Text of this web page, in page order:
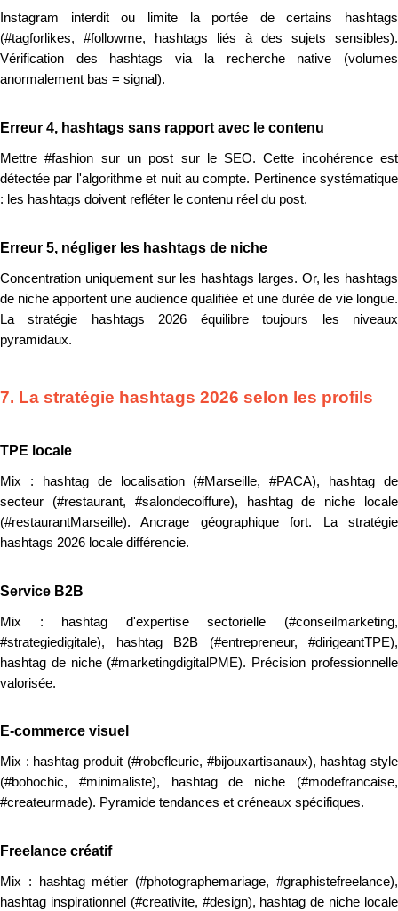
Instagram interdit ou limite la portée de certains hashtags
(#tagforlikes, #followme, hashtags liés à des sujets sensibles).
Vérification des hashtags via la recherche native (volumes
anormalement bas = signal).
Erreur 4, hashtags sans rapport avec le contenu
Mettre #fashion sur un post sur le SEO. Cette incohérence est
détectée par l'algorithme et nuit au compte. Pertinence systématique
: les hashtags doivent refléter le contenu réel du post.
Erreur 5, négliger les hashtags de niche
Concentration uniquement sur les hashtags larges. Or, les hashtags
de niche apportent une audience qualifiée et une durée de vie longue.
La stratégie hashtags 2026 équilibre toujours les niveaux
pyramidaux.
7. La stratégie hashtags 2026 selon les profils
TPE locale
Mix : hashtag de localisation (#Marseille, #PACA), hashtag de
secteur (#restaurant, #salondecoiffure), hashtag de niche locale
(#restaurantMarseille). Ancrage géographique fort. La stratégie
hashtags 2026 locale différencie.
Service B2B
Mix : hashtag d'expertise sectorielle (#conseilmarketing,
#strategiedigitale), hashtag B2B (#entrepreneur, #dirigeantTPE),
hashtag de niche (#marketingdigitalPME). Précision professionnelle
valorisée.
E-commerce visuel
Mix : hashtag produit (#robefleurie, #bijouxartisanaux), hashtag style
(#bohochic, #minimaliste), hashtag de niche (#modefrancaise,
#createurmade). Pyramide tendances et créneaux spécifiques.
Freelance créatif
Mix : hashtag métier (#photographemariage, #graphistefreelance),
hashtag inspirationnel (#creativite, #design), hashtag de niche locale